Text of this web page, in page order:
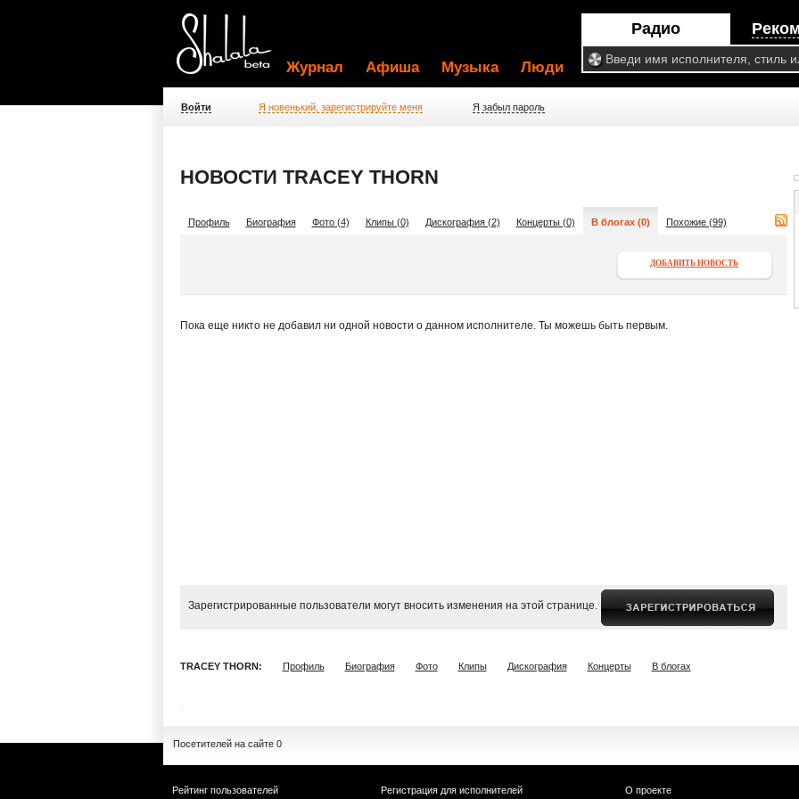
Радио
Журнал Афиша Музыка Люди
Войти Я новенький, зарегистрируйте меня Я забыл пароль
НОВОСТИ TRACEY THORN
Профиль Биография Фото (4) Клипы (0) Дискография (2) Концерты (0) В блогах (0) Похожие (99)
ДОБАВИТЬ НОВОСТЬ
Пока еще никто не добавил ни одной новости о данном исполнителе. Ты можешь быть первым.
Зарегистрированные пользователи могут вносить изменения на этой странице.
TRACEY THORN: Профиль Биография Фото Клипы Дискография Концерты В блогах
Посетителей на сайте 0
Рейтинг пользователей
Регистрация для исполнителей
О проекте